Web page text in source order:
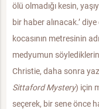
ölü olmadığı kesin,
bir haber alınacak.’
kocasının metresinin
medyumun
Christie, daha sonra
Sittaford Mystery) için
seçerek, bir sene önce